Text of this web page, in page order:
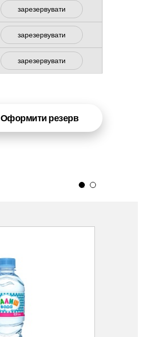
зарезервувати
зарезервувати
зарезервувати
Оформити резерв